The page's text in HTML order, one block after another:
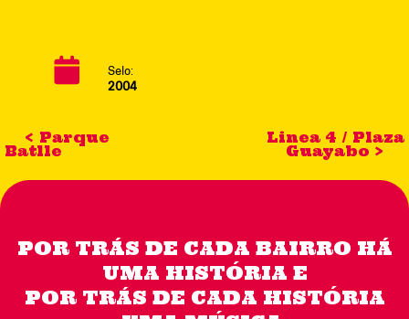
Selo:
2004
< Parque
Batlle
Linea 4 / Plaza
Guayabo >
POR TRÁS DE CADA BAIRRO HÁ
UMA HISTÓRIA E
POR TRÁS DE CADA HISTÓRIA